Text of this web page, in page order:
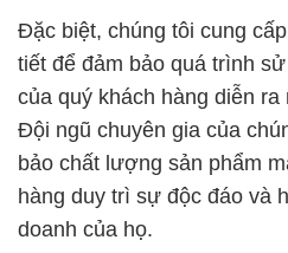
Đặc biệt, chúng tôi cung
tiết để đảm bảo quá trình
của quý khách hàng diễn
Đội ngũ chuyên gia của
bảo chất lượng sản phẩm
hàng duy trì sự độc đáo và
doanh của họ.